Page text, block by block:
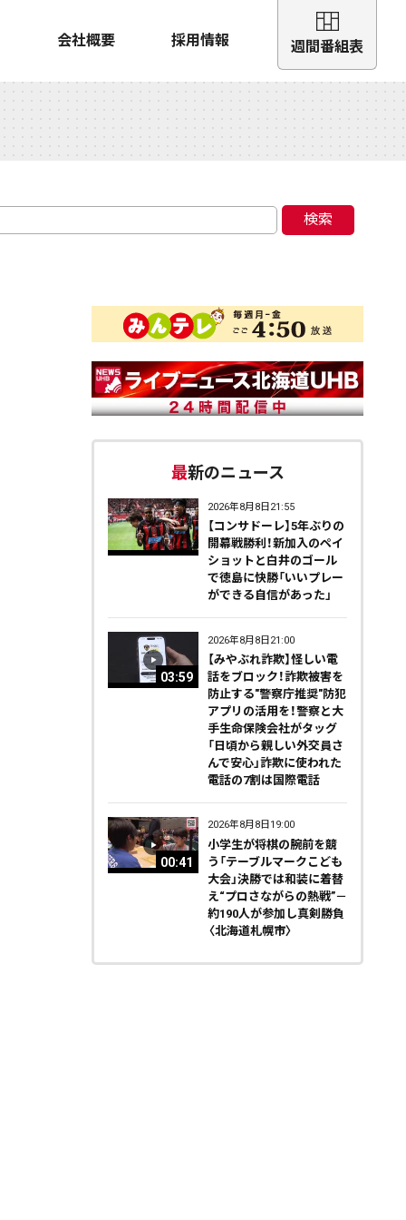
会社概要 採用情報 週間番組表
検索
最新のニュース
2026年8月8日21:55
【コンサドーレ】5年ぶりの
開幕戦勝利！新加入のペイ
ショットと白井のゴール
で徳島に快勝「いいプレー
ができる自信があった」
03:59
2026年8月8日21:00
【みやぶれ詐欺】怪しい電
話をブロック！詐欺被害を
防止する"警察庁推奨"防犯
アプリの活用を！警察と大
手生命保険会社がタッグ
「日頃から親しい外交員さ
んで安心」詐欺に使われた
電話の7割は国際電話
00:41
2026年8月8日19:00
小学生が将棋の腕前を競
う「テーブルマークこども
大会」決勝では和装に着替
え“プロさながらの熱戦”－
約190人が参加し真剣勝負
〈北海道札幌市〉